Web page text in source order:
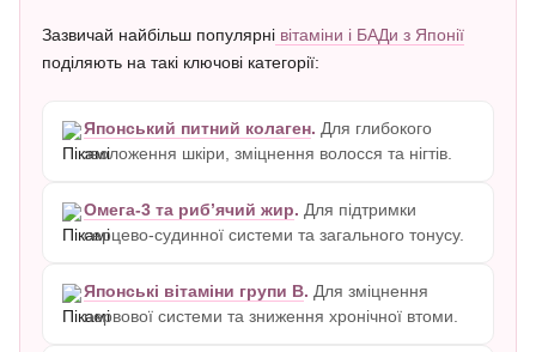
Зазвичай найбільш популярні вітаміни і БАДи з Японії
поділяють на такі ключові категорії:
Японський питний колаген. Для глибокого
зволоження шкіри, зміцнення волосся та нігтів.
Омега-3 та риб’ячий жир. Для підтримки
серцево-судинної системи та загального тонусу.
Японські вітаміни групи B. Для зміцнення
нервової системи та зниження хронічної втоми.